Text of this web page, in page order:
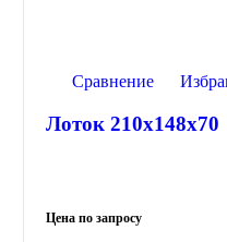
Сравнение
Лоток 210x148x70